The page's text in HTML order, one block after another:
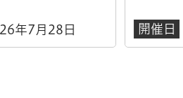
2026年8月8日